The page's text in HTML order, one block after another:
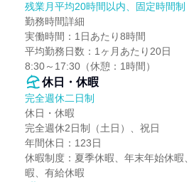
残業月平均20時間以内、固定時間制
勤務時間詳細
実働時間：1日あたり8時間
平均勤務日数：1ヶ月あたり20日
8:30～17:30（休憩：1時間）
休日・休暇
完全週休二日制
休日・休暇
完全週休2日制（土日）、祝日
年間休日：123日
休暇制度：夏季休暇、年末年始休
暇、有給休暇